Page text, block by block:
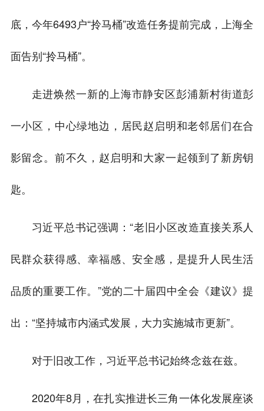
底，今年6493户“拎马桶”改造任务提前完成，上海全
面告别“拎马桶”。
走进焕然一新的上海市静安区彭浦新村街道彭
一小区，中心绿地边，居民赵启明和老邻居们在合
影留念。前不久，赵启明和大家一起领到了新房钥
匙。
习近平总书记强调：“老旧小区改造直接关系人
民群众获得感、幸福感、安全感，是提升人民生活
品质的重要工作。”党的二十届四中全会《建议》提
出：“坚持城市内涵式发展，大力实施城市更新”。
对于旧改工作，习近平总书记始终念兹在兹。
2020年8月，在扎实推进长三角一体化发展座谈